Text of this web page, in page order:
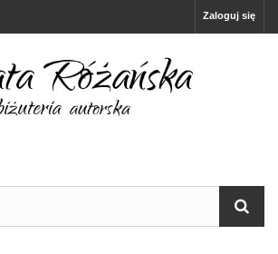
Zaloguj się